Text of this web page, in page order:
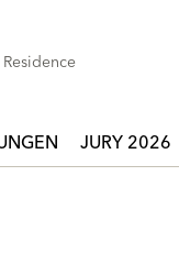
JURY 2026